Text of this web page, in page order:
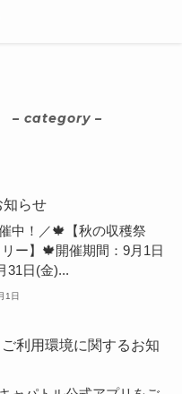
– category –
知らせ
中！／🍁【秋の収穫祭
ー】🍁開催期間：9月1日
31日(金)...
1日
ご利用環境に関するお知